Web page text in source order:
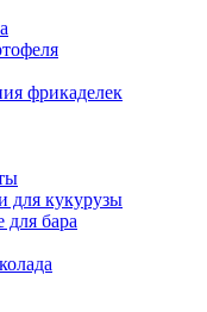
фрикаделек
для кукурузы
для бара